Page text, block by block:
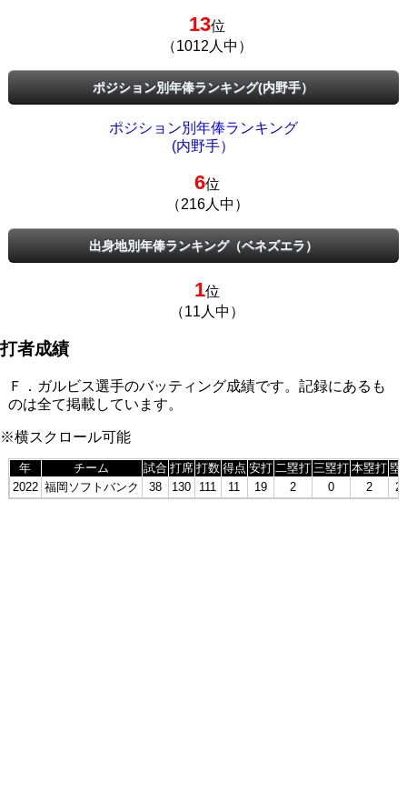
13位
（1012人中）
ポジション別年俸ランキング(内野手）
ポジション別年俸ランキング
(内野手）
6位
（216人中）
出身地別年俸ランキング（ベネズエラ）
1位
（11人中）
打者成績
Ｆ．ガルビス選手のバッティング成績です。記録にあるも
のは全て掲載しています。
※横スクロール可能
年 チーム 試合 打席 打数 得点 安打 二塁打 三塁打 本塁打 塁
2022 福岡ソフトバンク 38 130 111 11 19 2 0 2 27